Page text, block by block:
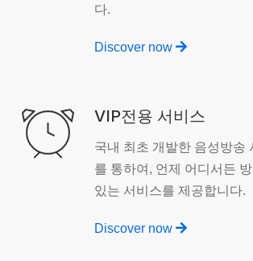
다.
Discover now
VIP전용 서비스
국내 최초 개발한 음성방송
를 통하여, 언제 어디서든
있는 서비스를 제공합니다.
Discover now